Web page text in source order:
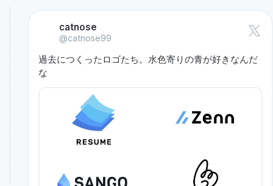
catnose
@catnose99
過去につくったロゴたち。水色寄りの青が好きなんだ
な